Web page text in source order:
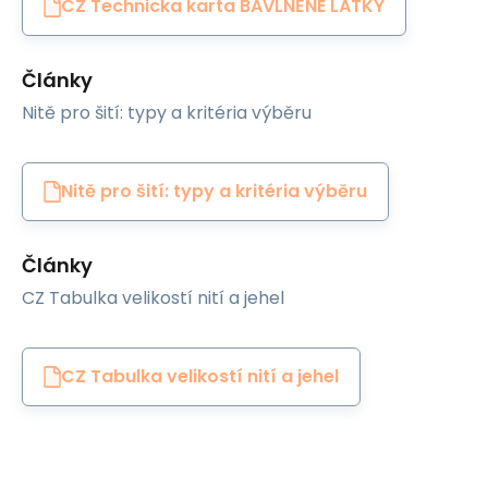
CZ Technicka karta BAVLNĚNÉ LÁTKY
Články
Nitě pro šití: typy a kritéria výběru
Nitě pro šití: typy a kritéria výběru
Články
CZ Tabulka velikostí nití a jehel
CZ Tabulka velikostí nití a jehel